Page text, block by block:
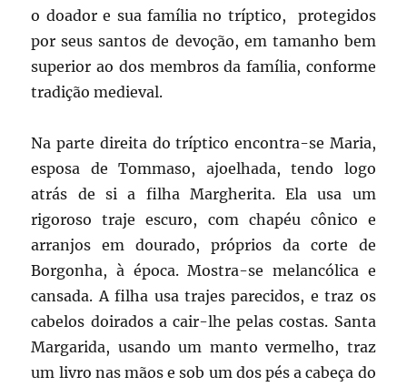
o doador e sua família no tríptico, protegidos
por seus santos de devoção, em tamanho bem
superior ao dos membros da família, conforme
tradição medieval.
Na parte direita do tríptico encontra-se Maria,
esposa de Tommaso, ajoelhada, tendo logo
atrás de si a filha Margherita. Ela usa um
rigoroso traje escuro, com chapéu cônico e
arranjos em dourado, próprios da corte de
Borgonha, à época. Mostra-se melancólica e
cansada. A filha usa trajes parecidos, e traz os
cabelos doirados a cair-lhe pelas costas. Santa
Margarida, usando um manto vermelho, traz
um livro nas mãos e sob um dos pés a cabeça do